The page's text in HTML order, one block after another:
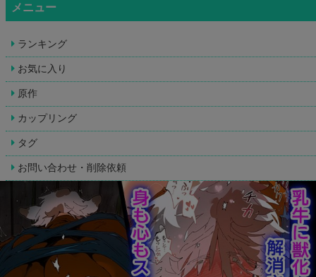
メニュー
ランキング
お気に入り
原作
カップリング
タグ
お問い合わせ・削除依頼